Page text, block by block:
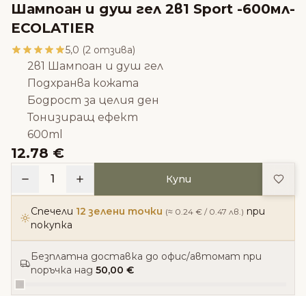
Шампоан и душ гел 2в1 Sport -600мл-
ECOLATIER
5,0 (2 отзива)
2в1 Шампоан и душ гел
Подхранва кожата
Бодрост за целия ден
Тонизиращ ефект
600ml
12.78 €
1 Купи
Спечели 12 зелени точки (≈ 0.24 € / 0.47 лв.) при
покупка
Безплатна доставка до офис/автомат при
поръчка над 50,00 €